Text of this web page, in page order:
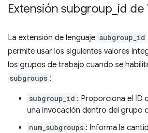
Extensión subgroup id de
La extensión de lenguaje subgroup_id
permite usar los siguientes valores
los grupos de trabajo cuando se
subgroups :
subgroup_id : Proporciona el ID
una invocación dentro del grupo
num_subgroups : Informa la